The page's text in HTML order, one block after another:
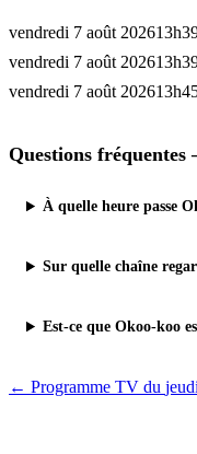
vendredi 7 août 2026
vendredi 7 août 2026
vendredi 7 août 2026
Questions
À quelle heure passe
Sur quelle chaîne
Est-ce que Okoo-koo
← Programme TV du